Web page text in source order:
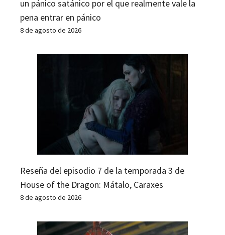
un pánico satánico por el que realmente vale la
pena entrar en pánico
8 de agosto de 2026
Reseña del episodio 7 de la temporada 3 de
House of the Dragon: Mátalo, Caraxes
8 de agosto de 2026